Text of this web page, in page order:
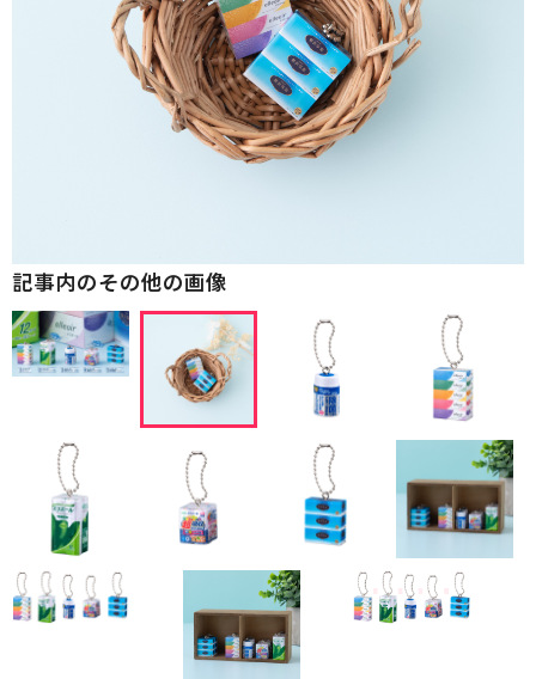
記事内のその他の画像